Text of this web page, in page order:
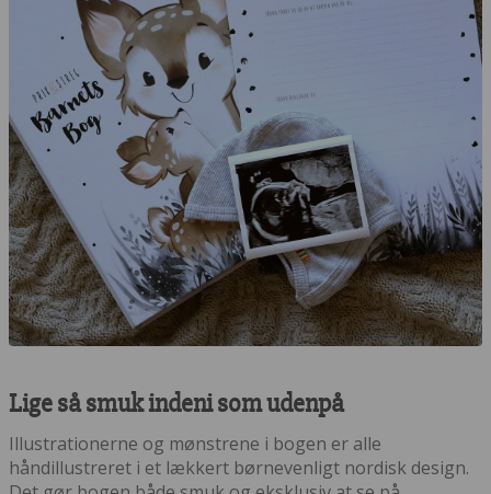
Lige så smuk indeni som udenpå
Illustrationerne og mønstrene i bogen er alle
håndillustreret i et lækkert børnevenligt nordisk design.